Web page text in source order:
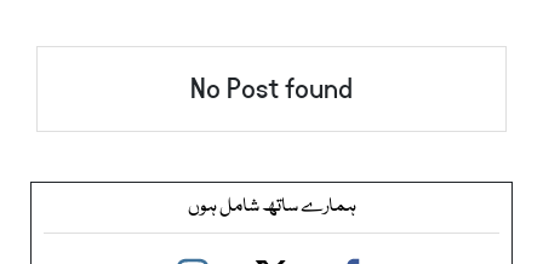
No Post found
ہمارے ساتھ شامل ہوں